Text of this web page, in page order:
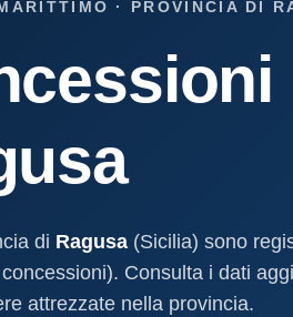
Visure, fascicoli, verifica
altro.
Un documento sintetico della
demaniale marittima
demaniale marittima
Storico completo ed evolutivo
· PROVINCIA DI
di Ragusa (Sicilia) sono
Consulta i dati
attrezzate nella provincia.